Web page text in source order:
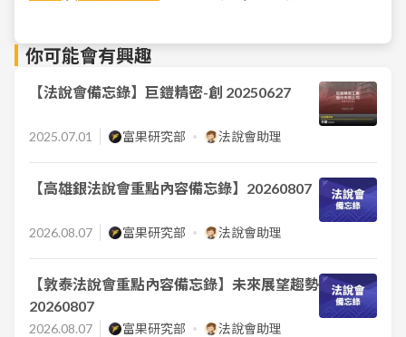
你可能會有興趣
【法說會備忘錄】巨鎧精密-創 20250627
2025.07.01 富果研究部 法說會助理
【高雄銀法說會重點內容備忘錄】20260807
2026.08.07 富果研究部 法說會助理
【敦泰法說會重點內容備忘錄】未來展望趨勢
20260807
2026.08.07 富果研究部 法說會助理